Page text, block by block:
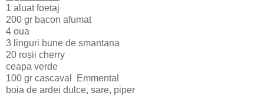
1 aluat foetaj
200 gr bacon afumat
4 oua
3 linguri bune de smantana
20 roșii cherry
ceapa verde
100 gr cascaval Emmental
boia de ardei dulce, sare, piper